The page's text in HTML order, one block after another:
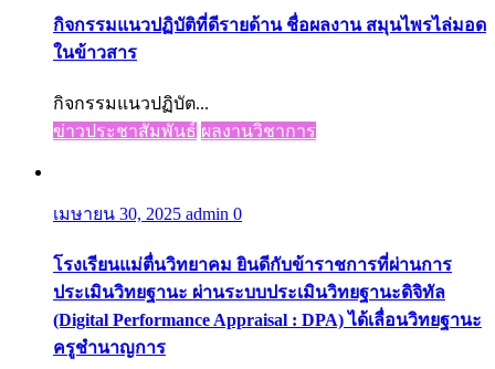
กิจกรรมแนวปฏิบัติที่ดีรายด้าน ชื่อผลงาน สมุนไพรไล่มอด
ในข้าวสาร
กิจกรรมแนวปฏิบัต...
ข่าวประชาสัมพันธ์ ผลงานวิชาการ
เมษายน 30, 2025 admin 0
โรงเรียนแม่ตื่นวิทยาคม ยินดีกับข้าราชการที่ผ่านการ
ประเมินวิทยฐานะ ผ่านระบบประเมินวิทยฐานะดิจิทัล
(Digital Performance Appraisal : DPA) ได้เลื่อนวิทยฐานะ
ครูชำนาญการ